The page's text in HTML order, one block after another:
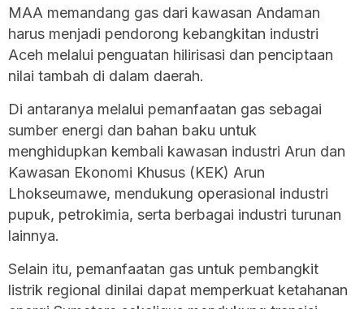
MAA memandang gas dari kawasan Andaman
harus menjadi pendorong kebangkitan industri
Aceh melalui penguatan hilirisasi dan penciptaan
nilai tambah di dalam daerah.
Di antaranya melalui pemanfaatan gas sebagai
sumber energi dan bahan baku untuk
menghidupkan kembali kawasan industri Arun dan
Kawasan Ekonomi Khusus (KEK) Arun
Lhokseumawe, mendukung operasional industri
pupuk, petrokimia, serta berbagai industri turunan
lainnya.
Selain itu, pemanfaatan gas untuk pembangkit
listrik regional dinilai dapat memperkuat ketahanan